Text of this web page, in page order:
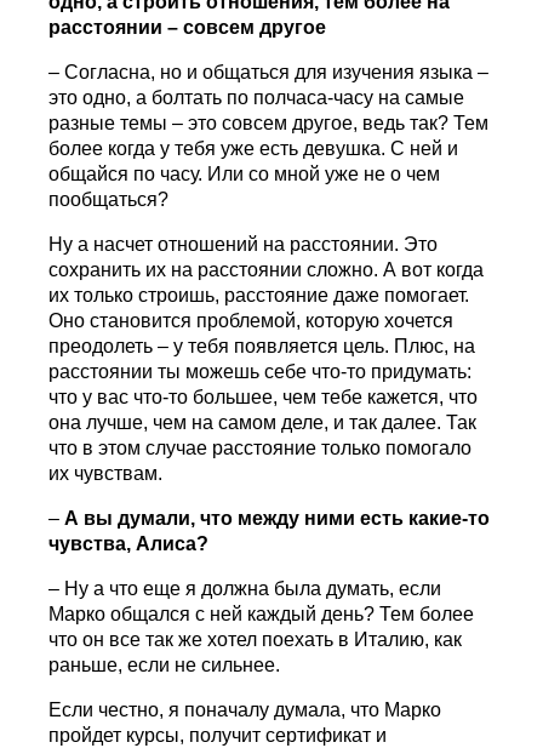
расстоянии – совсем другое
– Согласна, но и общаться для изучения языка –
это одно, а болтать по полчаса-часу на самые
разные темы – это совсем другое, ведь так? Тем
более когда у тебя уже есть девушка. С ней и
общайся по часу. Или со мной уже не о чем
пообщаться?
Ну а насчет отношений на расстоянии. Это
сохранить их на расстоянии сложно. А вот когда
их только строишь, расстояние даже помогает.
Оно становится проблемой, которую хочется
преодолеть – у тебя появляется цель. Плюс, на
расстоянии ты можешь себе что-то придумать:
что у вас что-то большее, чем тебе кажется, что
она лучше, чем на самом деле, и так далее. Так
что в этом случае расстояние только помогало
их чувствам.
–А вы думали, что между ними есть какие-то
чувства, Алиса?
– Ну а что еще я должна была думать, если
Марко общался с ней каждый день? Тем более
что он все так же хотел поехать в Италию, как
раньше, если не сильнее.
Если честно, я поначалу думала, что Марко
пройдет курсы, получит сертификат и